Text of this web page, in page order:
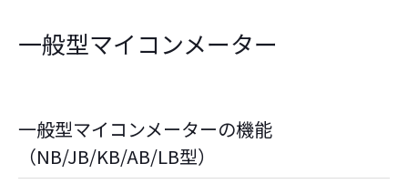
一般型マイコンメーター
一般型マイコンメーターの機能
（NB/JB/KB/AB/LB型）